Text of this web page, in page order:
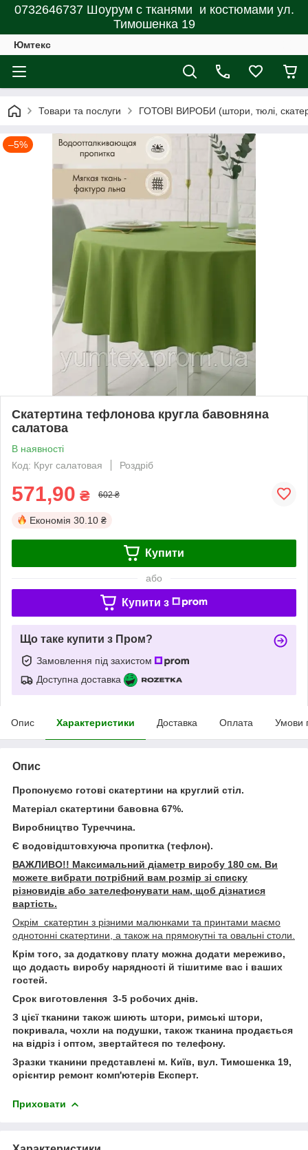
0732646737 Шоурум с тканями и костюмами ул.
Тимошенка 19
Юмтекс
Товари та послуги ГОТОВІ ВИРОБИ (штори, тюлі,
–5%
Скатертина тефлонова кругла бавовняна
салатова
В наявності
Код: Круг салатовая
Роздріб
571,90 ₴ 602 ₴
Економія 30.10 ₴
Купити
або
Купити з
Що таке купити з Пром?
Замовлення під захистом
Доступна доставка
Опис Характеристики Доставка Оплата Умови
Опис
Пропонуємо готові скатертини на круглий стіл.
Матеріал скатертини бавовна 67%.
Виробництво Туреччина.
Є водовідштовхуюча пропитка (тефлон).
ВАЖЛИВО!! Максимальний діаметр виробу 180 см. Ви
можете вибрати потрібний вам розмір зі списку
різновидів або зателефонувати нам, щоб дізнатися
вартість.
Окрім скатертин з різними малюнками та принтами маємо
однотонні скатертини, а також на прямокутні та овальні столи.
Крім того, за додаткову плату можна додати мереживо,
що додасть виробу нарядності й тішитиме вас і ваших
гостей.
Срок виготовлення 3-5 робочих днів.
З цієї тканини також шиють штори, римські штори,
покривала, чохли на подушки, також тканина продається
на відріз і оптом, звертайтеся по телефону.
Зразки тканини представлені м. Київ, вул. Тимошенка 19,
орієнтир ремонт комп'ютерів Eксперт.
Приховати